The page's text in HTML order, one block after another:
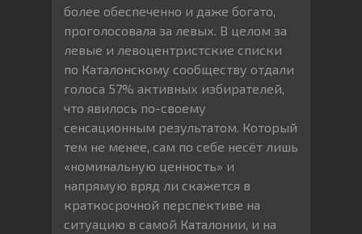
более обеспеченно и даже богато,
проголосовала за левых. В целом за
левые и левоцентристские списки
по Каталонскому сообществу отдали
голоса 57% активных избирателей,
что явилось по-своему
сенсационным результатом. Который
тем не менее, сам по себе несёт лишь
«номинальную ценность» и
напрямую вряд ли скажется в
краткосрочной перспективе на
ситуацию в самой Каталонии, и на